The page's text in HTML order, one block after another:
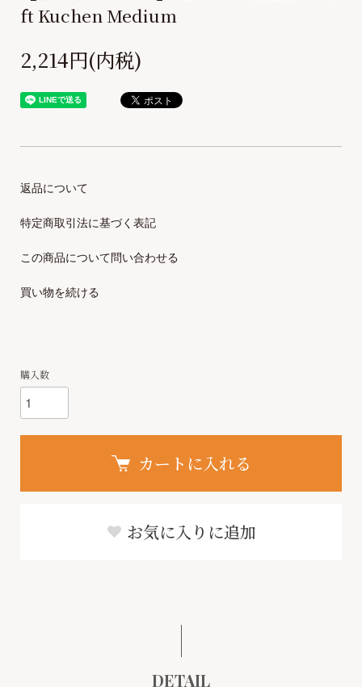
ft Kuchen Medium
2,214円(内税)
返品について
特定商取引法に基づく表記
この商品について問い合わせる
買い物を続ける
購入数
カートに入れる
お気に入りに追加
DETAIL